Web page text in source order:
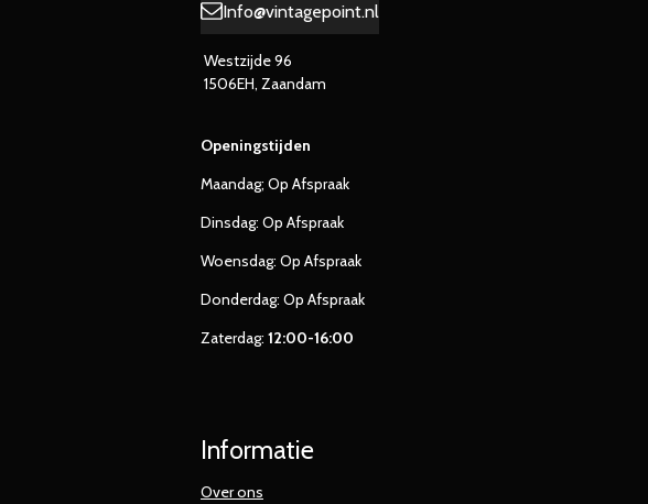
Info@vintagepoint.nl
Westzijde 96
1506EH, Zaandam
Openingstijden
Maandag; Op Afspraak
Dinsdag: Op Afspraak
Woensdag: Op Afspraak
Donderdag: Op Afspraak
Zaterdag: 12:00-16:00
Informatie
Over ons